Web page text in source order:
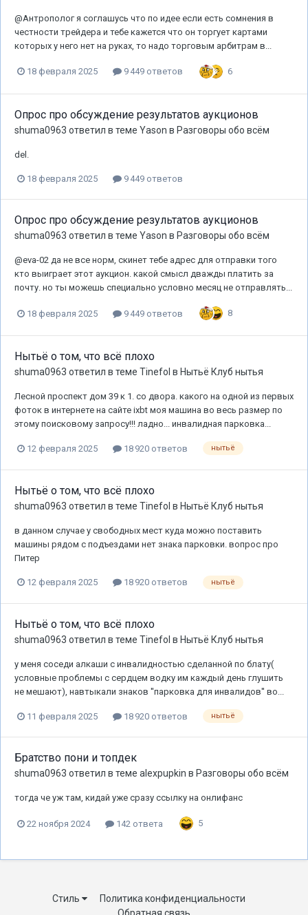
@Антрополог я соглашусь что по идее если есть сомнения в
честности трейдера и тебе кажется что он торгует картами
которых у него нет на руках, то надо торговым арбитрам в...
18 февраля 2025 9 449 ответов 6
Опрос про обсуждение результатов аукционов
shuma0963 ответил в теме Yason в Разговоры обо всём
del.
18 февраля 2025 9 449 ответов
Опрос про обсуждение результатов аукционов
shuma0963 ответил в теме Yason в Разговоры обо всём
@eva-02 да не все норм, скинет тебе адрес для отправки того
кто выиграет этот аукцион. какой смысл дважды платить за
почту. но ты можешь специально условно месяц не отправлять...
18 февраля 2025 9 449 ответов 8
Нытьё о том, что всё плохо
shuma0963 ответил в теме Tinefol в Нытьё Клуб нытья
Лесной проспект дом 39 к 1. со двора. какого на одной из первых
фоток в интернете на сайте ixbt моя машина во весь размер по
этому поисковому запросу!!! ладно... инвалидная парковка...
12 февраля 2025 18 920 ответов нытьё
Нытьё о том, что всё плохо
shuma0963 ответил в теме Tinefol в Нытьё Клуб нытья
в данном случае у свободных мест куда можно поставить
машины рядом с подъездами нет знака парковки. вопрос про
Питер
12 февраля 2025 18 920 ответов нытьё
Нытьё о том, что всё плохо
shuma0963 ответил в теме Tinefol в Нытьё Клуб нытья
у меня соседи алкаши с инвалидностью сделанной по блату(
условные проблемы с сердцем водку им каждый день глушить
не мешают), навтыкали знаков ''парковка для инвалидов'' во...
11 февраля 2025 18 920 ответов нытьё
Братство пони и топдек
shuma0963 ответил в теме alexpupkin в Разговоры обо всём
тогда че уж там, кидай уже сразу ссылку на онлифанс
22 ноября 2024 142 ответа 5
Стиль
Политика конфиденциальности
Обратная связь